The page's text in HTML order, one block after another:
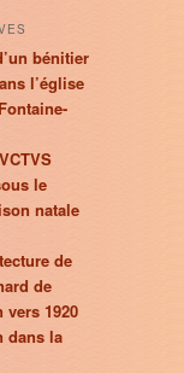
bénitier
l’église
le
natale
de
de
vers 1920
dans la